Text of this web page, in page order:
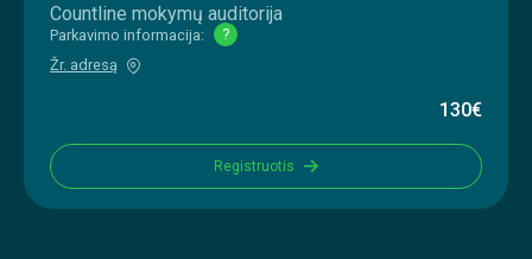
Countline mokymų auditorija
Parkavimo informacija:
?
Žr. adresą
130€
Registruotis